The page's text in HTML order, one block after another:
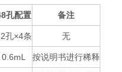
孔配置 备注
孔×4条 无
0.6mL 按说明书进行稀释